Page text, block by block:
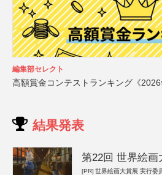
編集部セレクト
高額賞金コンテストランキング《2026
結果発表
第22回 世界絵画
[PR] 世界絵画大賞展 実行委